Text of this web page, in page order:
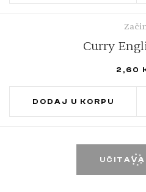
Curry
2,60
DODAJ U KORPU